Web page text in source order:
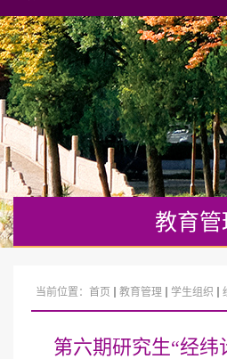
教育管
当前位置： 首页 教育管理 学生组织
第六期研究生“经纬